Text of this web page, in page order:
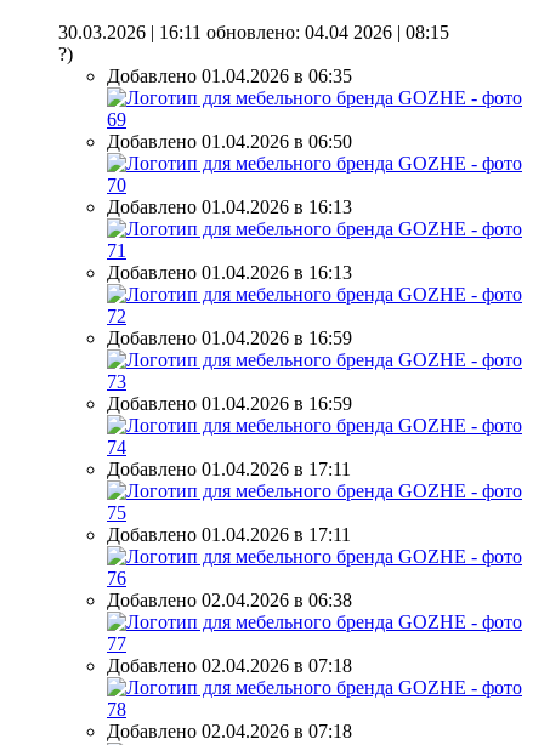
30.03.2026 | 16:11 обновлено: 04.04 2026 | 08:15
?)
Добавлено 01.04.2026 в 06:35
Добавлено 01.04.2026 в 06:50
Добавлено 01.04.2026 в 16:13
Добавлено 01.04.2026 в 16:13
Добавлено 01.04.2026 в 16:59
Добавлено 01.04.2026 в 16:59
Добавлено 01.04.2026 в 17:11
Добавлено 01.04.2026 в 17:11
Добавлено 02.04.2026 в 06:38
Добавлено 02.04.2026 в 07:18
Добавлено 02.04.2026 в 07:18